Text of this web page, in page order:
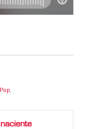
Pop,